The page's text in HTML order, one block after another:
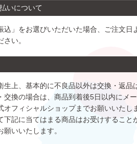
いについて
込」をお選びいただいた場合、ご注文
い。
生上、基本的に不良品以外は交換・返品
交換の場合は、商品到着後5日以内にメ
オフィシャルショップまでお願いいたし
記に当てはまる商品はお受けすること
いいたします。